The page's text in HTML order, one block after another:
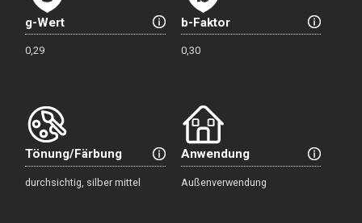
g-Wert
0,29
b-Faktor
0,30
Tönung/Färbung
durchsichtig, silber mittel
Anwendung
Außenverwendung